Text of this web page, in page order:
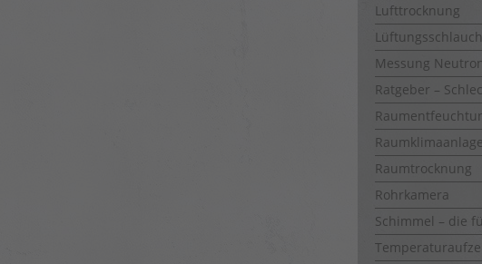
Lufttrocknung
Lüftungsschlauch
Messung
Ratgeber –
Raumtrocknung
Rohrkamera
Schimmel – die